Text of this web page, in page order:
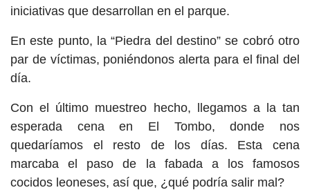
iniciativas que desarrollan en el parque.
En este punto, la “Piedra del destino” se cobró otro
par de víctimas, poniéndonos alerta para el final del
día.
Con el último muestreo hecho, llegamos a la tan
esperada cena en El Tombo, donde nos
quedaríamos el resto de los días. Esta cena
marcaba el paso de la fabada a los famosos
cocidos leoneses, así que, ¿qué podría salir mal?